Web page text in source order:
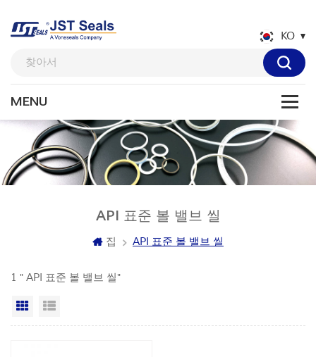
KO
API 표준 볼 밸브 씰
집 API 표준 볼 밸브 씰
1 " API 표준 볼 밸브 씰"
격자보기